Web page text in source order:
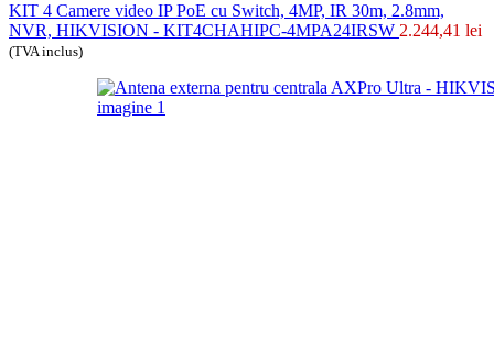
KIT 4 Camere video IP PoE cu Switch, 4MP, IR 30m, 2.8mm,
NVR, HIKVISION - KIT4CHAHIPC-4MPA24IRSW 2.244,41 lei
(TVA inclus)